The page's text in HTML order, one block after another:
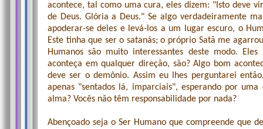
acontece, tal como uma cura, eles dizem: "Isto deve
de Deus. Glória a Deus." Se algo verdadeiramente
apoderar-se deles e levá-los a um lugar escuro, o
Este tinha que ser o satanás; o próprio Satã me
Humanos são muito interessantes deste modo.
aconteça em qualquer direção, são? Algo bom
deve ser o demônio. Assim eu lhes perguntarei
apenas "sentados lá, imparciais", esperando por
alma? Vocês não têm responsabilidade por nada?
Abençoado seja o Ser Humano que compreende que